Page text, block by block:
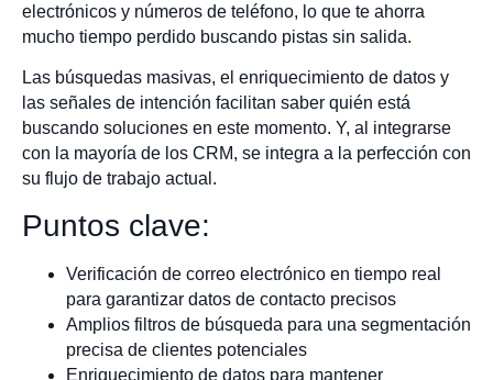
electrónicos y números de teléfono, lo que te ahorra
mucho tiempo perdido buscando pistas sin salida.
Las búsquedas masivas, el enriquecimiento de datos y
las señales de intención facilitan saber quién está
buscando soluciones en este momento. Y, al integrarse
con la mayoría de los CRM, se integra a la perfección con
su flujo de trabajo actual.
Puntos clave:
Verificación de correo electrónico en tiempo real
para garantizar datos de contacto precisos
Amplios filtros de búsqueda para una segmentación
precisa de clientes potenciales
Enriquecimiento de datos para mantener